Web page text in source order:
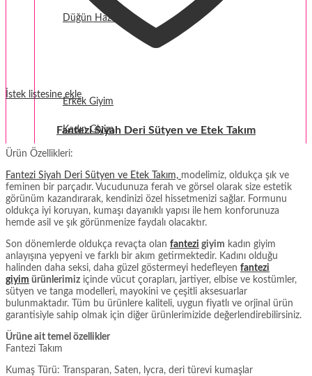
Düğün Hazırlığı
Erkek Giyim
Kadın Giyim
İstek listesine ekle
Fantezi Siyah Deri Sütyen ve Etek Takım
Ürün Özellikleri:
Fantezi Siyah Deri Sütyen ve Etek Takım, modelimiz, oldukça şık ve
feminen bir parçadır. Vucudunuza ferah ve görsel olarak size estetik
görünüm kazandırarak, kendinizi özel hissetmenizi sağlar. Formunu
oldukça iyi koruyan, kumaşı dayanıklı yapısı ile hem konforunuza
hemde asil ve şık görünmenize faydalı olacaktır.
Son dönemlerde oldukça revaçta olan fantezi giyim kadın giyim
anlayışına yepyeni ve farklı bir akım getirmektedir. Kadını olduğu
halinden daha seksi, daha güzel göstermeyi hedefleyen fantezi
giyim ürünlerimiz içinde vücut çorapları, jartiyer, elbise ve kostümler,
sütyen ve tanga modelleri, mayokini ve çeşitli aksesuarlar
bulunmaktadır. Tüm bu ürünlere kaliteli, uygun fiyatlı ve orjinal ürün
garantisiyle sahip olmak için diğer ürünlerimizide değerlendirebilirsiniz.
Ürüne ait temel özellikler
Fantezi Takım
Kumaş Türü: Transparan, Saten, lycra, deri türevi kumaşlar